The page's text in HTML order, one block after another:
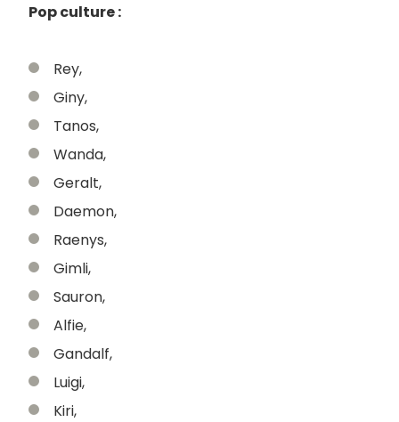
Pop culture :
Rey,
Giny,
Tanos,
Wanda,
Geralt,
Daemon,
Raenys,
Gimli,
Sauron,
Alfie,
Gandalf,
Luigi,
Kiri,